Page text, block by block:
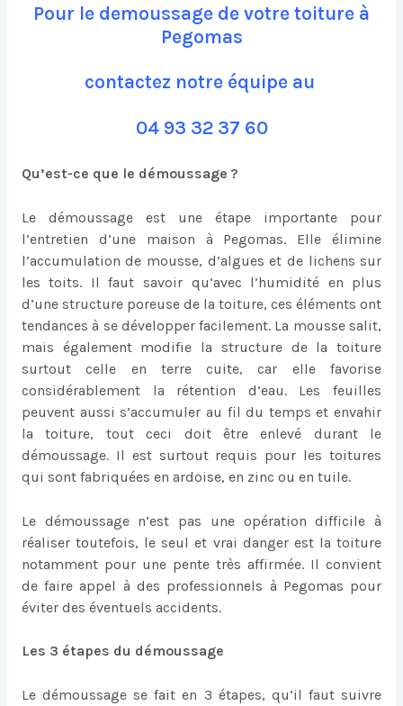
Pour le demoussage de votre toiture à
Pegomas
contactez notre équipe au
04 93 32 37 60
Qu’est-ce que le démoussage ?
Le démoussage est une étape importante pour
l’entretien d’une maison à Pegomas. Elle élimine
l’accumulation de mousse, d’algues et de lichens sur
les toits. Il faut savoir qu’avec l’humidité en plus
d’une structure poreuse de la toiture, ces éléments ont
tendances à se développer facilement. La mousse salit,
mais également modifie la structure de la toiture
surtout celle en terre cuite, car elle favorise
considérablement la rétention d’eau. Les feuilles
peuvent aussi s’accumuler au fil du temps et envahir
la toiture, tout ceci doit être enlevé durant le
démoussage. Il est surtout requis pour les toitures
qui sont fabriquées en ardoise, en zinc ou en tuile.
Le démoussage n’est pas une opération difficile à
réaliser toutefois, le seul et vrai danger est la toiture
notamment pour une pente très affirmée. Il convient
de faire appel à des professionnels à Pegomas pour
éviter des éventuels accidents.
Les 3 étapes du démoussage
Le démoussage se fait en 3 étapes, qu’il faut suivre